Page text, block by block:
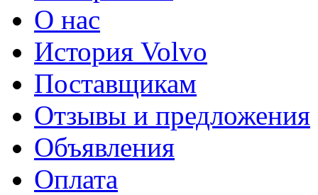
О нас
История Volvo
Поставщикам
Отзывы и предложения
Объявления
Оплата